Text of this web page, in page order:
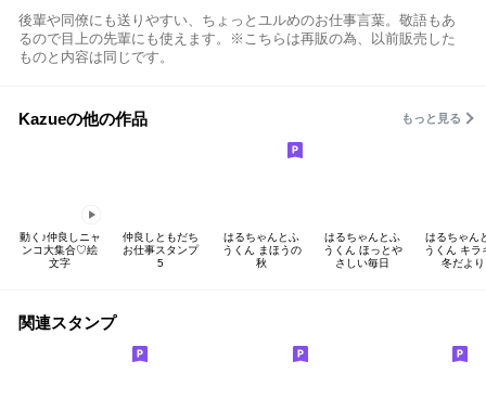
後輩や同僚にも送りやすい、ちょっとユルめのお仕事言葉。敬語もあ
るので目上の先輩にも使えます。※こちらは再販の為、以前販売した
ものと内容は同じです。
Kazueの他の作品 もっと見る
動く♪仲良しニャ
ンコ大集合♡絵
文字
仲良しともだち
お仕事スタンプ
5
はるちゃんとふ
うくん まほうの
秋
はるちゃんとふ
うくん ほっとや
さしい毎日
はるちゃん
うくん キラ
冬だより
関連スタンプ